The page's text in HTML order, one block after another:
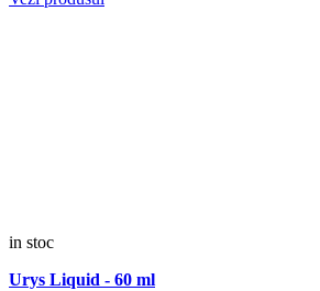
in stoc
Urys Liquid - 60 ml